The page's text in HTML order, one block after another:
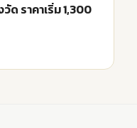
ราคาเริ่ม 1,300